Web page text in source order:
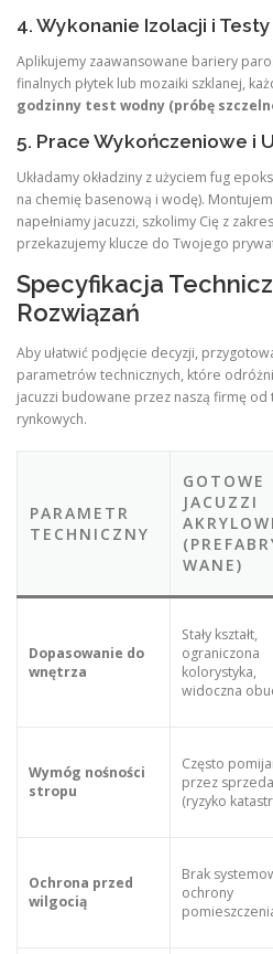
4. Wykonanie Izolacji i
Aplikujemy zaawansowane bariery
finalnych płytek lub mozaiki szklanej,
godzinny test wodny (próbę
5. Prace Wykończeniowe i
Układamy okładziny z użyciem fug
na chemię basenową i wodę).
napełniamy jacuzzi, szkolimy Cię z
przekazujemy klucze do Twojego
Specyfikacja
Rozwiązań
Aby ułatwić podjęcie decyzji,
parametrów technicznych, które
jacuzzi budowane przez naszą firmę
rynkowych.
PARAMETR
TECHNICZNY
GOTOWE
JACUZZI
WANE)
Dopasowanie do
wnętrza
Stały kształt,
ograniczona
kolorystyka,
widoczna
Wymóg nośności
stropu
Często
przez
(ryzyko
Ochrona przed
wilgocią
Brak
ochrony